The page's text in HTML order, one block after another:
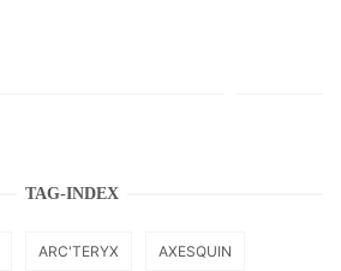
TAG-INDEX
ARC'TERYX AXESQUIN